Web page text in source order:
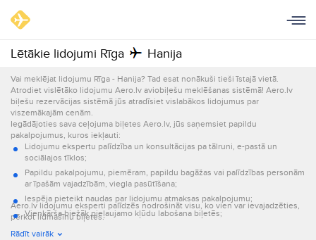
Lētākie lidojumi Rīga Hanija
Vai meklējat lidojumu Rīga - Hanija? Tad esat nonākuši tieši īstajā vietā.
Atrodiet vislētāko lidojumu Aero.lv aviobiļešu meklēšanas sistēmā! Aero.lv
biļešu rezervācijas sistēmā jūs atradīsiet vislabākos lidojumus par
viszemākajām cenām.
Iegādājoties sava ceļojuma biļetes Aero.lv, jūs saņemsiet papildu
pakalpojumus, kuros iekļauti:
Lidojumu ekspertu palīdzība un konsultācijas pa tālruni, e-pastā un
sociālajos tīklos;
Papildu pakalpojumu, piemēram, papildu bagāžas vai palīdzības personām
ar īpašām vajadzībām, viegla pasūtīšana;
Iespēja pieteikt naudas par lidojumu atmaksas pakalpojumu;
Vienkārša biežāk pieļaujamo kļūdu labošana biļetēs;
Informācijas par lidojumu nosūtīšana e-pastā un ar īsziņām.
Aero.lv lidojumu eksperti palīdzēs nodrošināt visu, ko vien var ievajadzēties,
pērkot lidmašīnu biļetes.
Rādīt vairāk